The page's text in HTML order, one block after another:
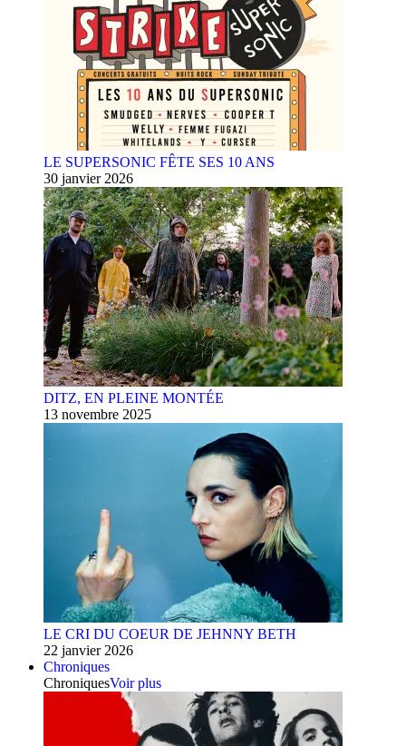
LE SUPERSONIC FÊTE SES 10 ANS
30 janvier 2026
DITZ, EN PLEINE MONTÉE
13 novembre 2025
LE CRI DU COEUR DE JEHNNY BETH
22 janvier 2026
Chroniques
ChroniquesVoir plus